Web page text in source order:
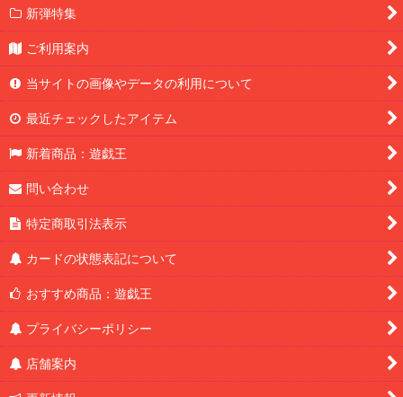
新弾特集
ご利用案内
当サイトの画像やデータの利用について
最近チェックしたアイテム
新着商品：遊戯王
問い合わせ
特定商取引法表示
カードの状態表記について
おすすめ商品：遊戯王
プライバシーポリシー
店舗案内